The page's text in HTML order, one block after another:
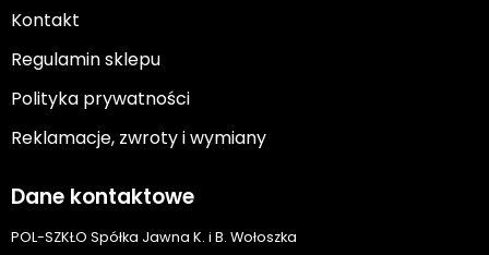
Kontakt
Regulamin sklepu
Polityka prywatności
Reklamacje, zwroty i wymiany
Dane kontaktowe
POL-SZKŁO Spółka Jawna K. i B. Wołoszka